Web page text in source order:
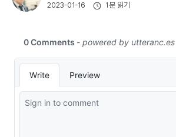
2023-01-16 1분 읽기